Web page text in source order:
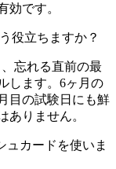
効です。
役立ちますか？
忘れる直前の最
します。6ヶ月の
目の試験日にも鮮
ありません。
ュカードを使いま